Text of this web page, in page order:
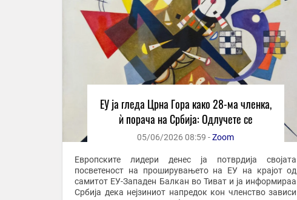
ЕУ ја гледа Црна Гора како 28-ма членка,
ѝ порача на Србија: Одлучете се
05/06/2026 08:59 -Zoom
Европските лидери денес ја потврдија својата
посветеност на проширувањето на ЕУ на крајот од
самитот ЕУ-Западен Балкан во Тиват и ја информираа
Србија дека нејзиниот напредок кон членство зависи